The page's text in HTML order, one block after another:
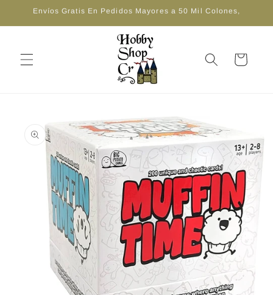
directamente
al contenido
Envíos Gratis En Pedidos Mayores a 50 Mil Colones,
Carrito
información